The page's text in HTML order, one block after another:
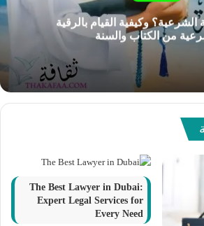
الشرعية؟ وكيفية القيام بالرقية
من الكتاب والسنة
The Best Lawyer in Dubai:
Expert Legal Services for
Every Need